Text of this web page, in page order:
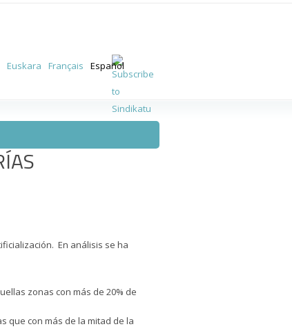
Euskara Français Español
En análisis se ha
zonas con más de 20% de
que con más de la mitad de la